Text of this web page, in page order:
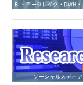
ソーシャルメディア